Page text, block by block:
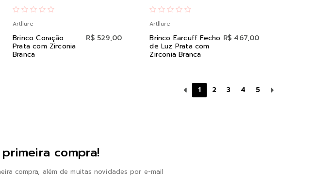
Artllure
Brinco Coração
Prata com Zirconia
Branca
R$ 529,00
Artllure
Brinco Earcuff Fecho
de Luz Prata com
Zirconia Branca
R$ 467,00
1 2 3 4 5
compra!
compra, além de muitas novidades por e-mail